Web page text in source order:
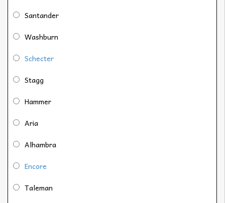
Santander
Washburn
Schecter
Stagg
Hammer
Aria
Alhambra
Encore
Taleman